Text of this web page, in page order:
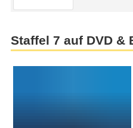
Staffel 7 auf DVD &